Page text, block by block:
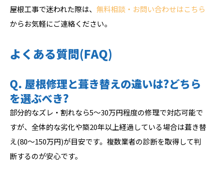
屋根工事で迷われた際は、 無料相談・お問い合わせはこちら
からお気軽にご連絡ください。
よくある質問(FAQ)
Q. 屋根修理と葺き替えの違いは?どちら
を選ぶべき?
部分的なズレ・割れなら5〜30万円程度の修理で対応可能で
すが、全体的な劣化や築20年以上経過している場合は葺き替
え(80〜150万円)が目安です。複数業者の診断を取得して判
断するのが安心です。